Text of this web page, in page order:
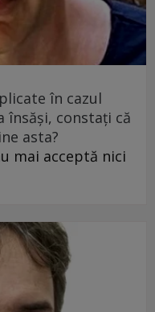
în cazul
însăși, constați că
asta?
mai acceptă nici